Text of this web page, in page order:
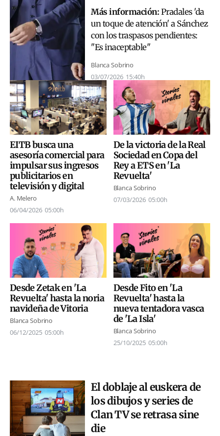
Más información:Pradales 'da
un toque de atención' a Sánchez
con los traspasos pendientes:
"Es inaceptable"
Blanca Sobrino
03/07/2026 15:40h
EITB busca una
asesoría comercial para
impulsar sus ingresos
publicitarios en
televisión y digital
A. Melero
06/04/2026 05:00h
De la victoria de la Real
Sociedad en Copa del
Rey a ETS en 'La
Revuelta'
Blanca Sobrino
07/03/2026 05:00h
Desde Zetak en 'La
Revuelta' hasta la noria
navideña de Vitoria
Blanca Sobrino
06/12/2025 05:00h
Desde Fito en 'La
Revuelta' hasta la
nueva tentadora vasca
de 'La Isla'
Blanca Sobrino
25/10/2025 05:00h
El doblaje al euskera de
los dibujos y series de
Clan TV se retrasa sine
die